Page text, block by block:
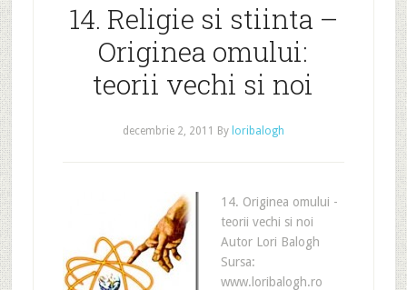
14. Religie si stiinta –
Originea omului:
teorii vechi si noi
decembrie 2, 2011 By loribalogh
14. Originea omului -
teorii vechi si noi
Autor Lori Balogh
Sursa:
www.loribalogh.ro